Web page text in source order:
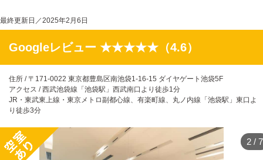
最終更新日／2025年2月6日
Googleレビュー ★★★★★（4.6）
住所 / 〒171-0022 東京都豊島区南池袋1-16-15 ダイヤゲート池袋5F
アクセス / 西武池袋線「池袋駅」西武南口より徒歩1分
JR・東武東上線・東京メトロ副都心線、有楽町線、丸ノ内線「池袋駅」東口よ
り徒歩3分
2 / 7